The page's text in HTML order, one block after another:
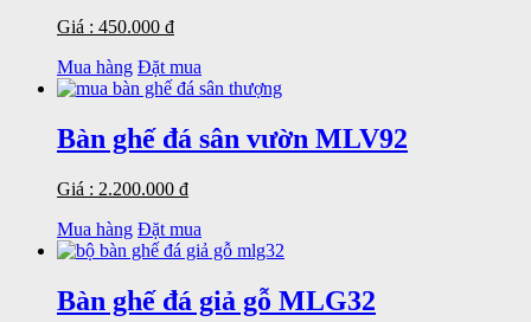
Giá : 450.000 đ
Mua hàng Đặt mua
Bàn ghế đá sân vườn MLV92
Giá : 2.200.000 đ
Mua hàng Đặt mua
Bàn ghế đá giả gỗ MLG32